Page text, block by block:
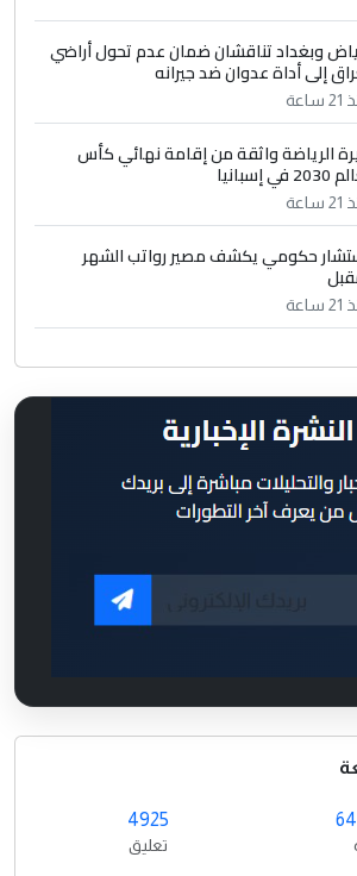
وبغداد تناقشان ضمان عدم تحول أراضي
إلى أداة عدوان ضد جيرانه
الرياضة واثقة من إقامة نهائي كأس
إسبانيا
حكومي يكشف مصير رواتب الشهر
4925
تعليق